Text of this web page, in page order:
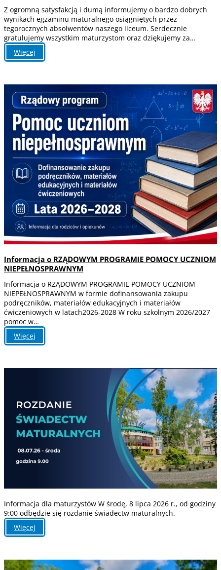
Z ogromną satysfakcją i dumą informujemy o bardzo dobrych
wynikach egzaminu maturalnego osiągniętych przez
tegorocznych absolwentów naszego liceum. Serdecznie
gratulujemy wszystkim maturzystom oraz dziękujemy za…
Więcej
Sukces
liceum
Informacja o RZĄDOWYM PROGRAMIE POMOCY UCZNIOM
NIEPEŁNOSPRAWNYM
Informacja o RZĄDOWYM PROGRAMIE POMOCY UCZNIOM
NIEPEŁNOSPRAWNYM w formie dofinansowania zakupu
podręczników, materiałów edukacyjnych i materiałów
ćwiczeniowych w latach2026-2028 W roku szkolnym 2026/2027
pomoc w…
Więcej
Informacja
NIEPEŁNOSPRAWNYM
Informacja dla maturzystów W środę, 8 lipca 2026 r., od godziny
9:00 odbędzie się rozdanie świadectw maturalnych.
Więcej
Bez